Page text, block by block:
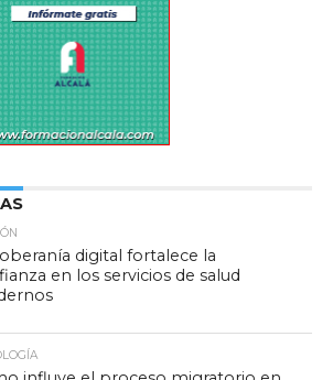
digital fortalece la
en los servicios de salud